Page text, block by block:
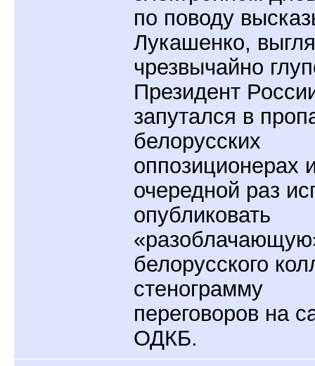
по поводу
Лукашенко,
чрезвычайно
Президент
запутался в
белорусских
оппозиционерах
очередной раз
опубликовать
белорусского
стенограмму
переговоров на
ОДКБ.